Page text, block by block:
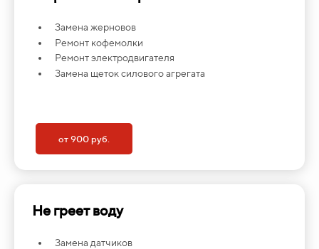
Замена жерновов
Ремонт кофемолки
Ремонт электродвигателя
Замена щеток силового агрегата
от 900 руб.
Не греет воду
Замена датчиков